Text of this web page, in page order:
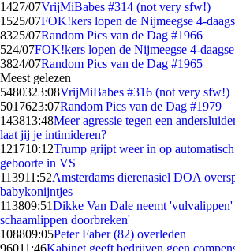
1427/07VrijMiBabes #314 (not very sfw!)
1525/07FOK!kers lopen de Nijmeegse 4-
8325/07Random Pics van de Dag #1966
524/07FOK!kers lopen de Nijmeegse 4-
3824/07Random Pics van de Dag #1965
Meest gelezen
5480323:08VrijMiBabes #316 (not very sfw!)
5017623:07Random Pics van de Dag #1979
143813:48Meer agressie tegen een
laat jij je intimideren?
121710:12Trump grijpt weer in op
geboorte in VS
113911:52Amsterdams dierenasiel DOA
babykonijntjes
113809:51Dikke Van Dale neemt 'vulvalippen'
schaamlippen doorbreken'
108809:05Peter Faber (82) overleden
96011:46Kabinet geeft bedrijven geen